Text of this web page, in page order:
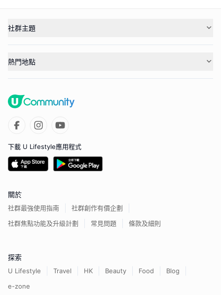
社群主題
熱門地點
下載 U Lifestyle應用程式
關於
社群最強使用指南
社群創作有價企劃
社群焦點功能及升級計劃
常見問題 條款及細則
探索
U Lifestyle Travel HK Beauty Food
Blog
e-zone